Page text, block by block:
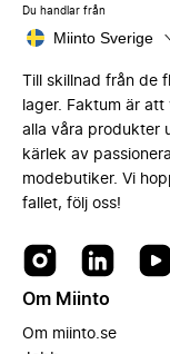
Du handlar från
Miinto Sverige
Till skillnad från
lager. Faktum är
alla våra produkter
kärlek av
modebutiker. Vi
fallet, följ oss!
Om Miinto
Om miinto.se